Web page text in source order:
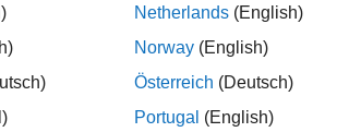
スト コンピューターに、少なくとも 2
リーンショット、高速化およびレイテ
されました。
Netherlands (English)
Norway (English)
Österreich (Deutsch)
Portugal (English)